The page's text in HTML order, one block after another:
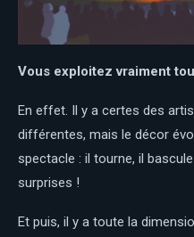
Vous exploitez vraiment
En effet. Il y a certes des
différentes, mais le décor
spectacle : il tourne, il
surprises !
Et puis, il y a toute la